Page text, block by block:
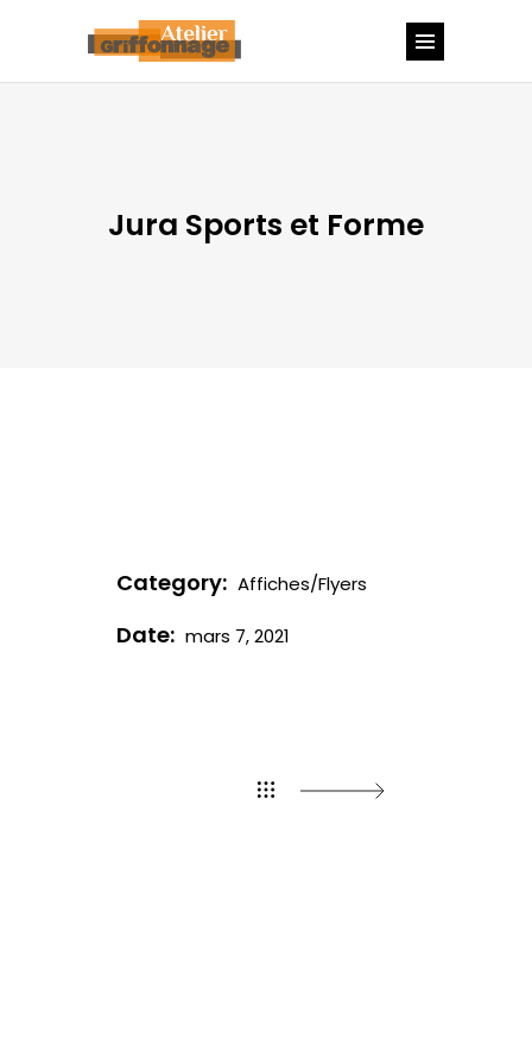
Jura Sports et Forme
Category: Affiches/Flyers
Date: mars 7, 2021